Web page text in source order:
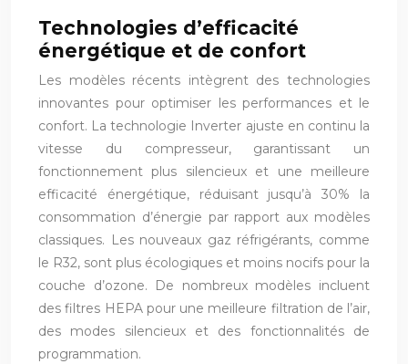
Technologies d’efficacité
énergétique et de confort
Les modèles récents intègrent des technologies
innovantes pour optimiser les performances et le
confort. La technologie Inverter ajuste en continu la
vitesse du compresseur, garantissant un
fonctionnement plus silencieux et une meilleure
efficacité énergétique, réduisant jusqu’à 30% la
consommation d’énergie par rapport aux modèles
classiques. Les nouveaux gaz réfrigérants, comme
le R32, sont plus écologiques et moins nocifs pour la
couche d’ozone. De nombreux modèles incluent
des filtres HEPA pour une meilleure filtration de l’air,
des modes silencieux et des fonctionnalités de
programmation.